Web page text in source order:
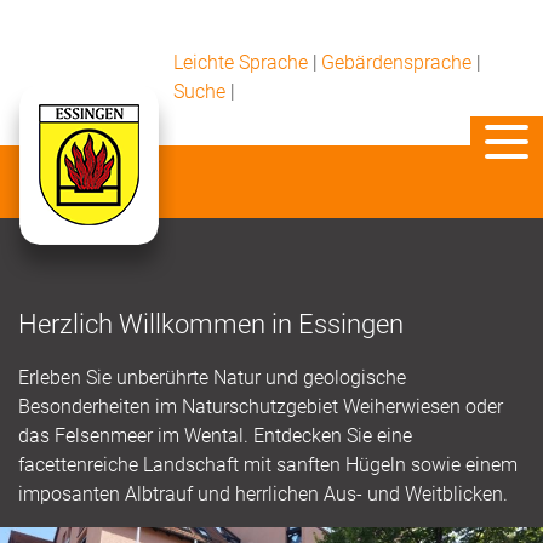
Leichte Sprache | Gebärdensprache |
Suche |
Herzlich Willkommen in Essingen
Erleben Sie unberührte Natur und geologische
Besonderheiten im Naturschutzgebiet Weiherwiesen oder
das Felsenmeer im Wental. Entdecken Sie eine
facettenreiche Landschaft mit sanften Hügeln sowie einem
imposanten Albtrauf und herrlichen Aus- und Weitblicken.